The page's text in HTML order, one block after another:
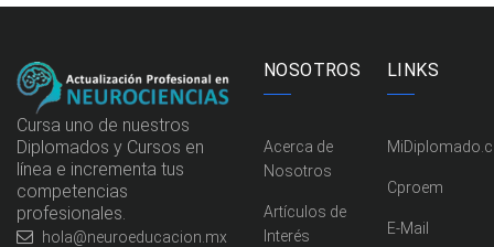
Cursa uno de nuestros
Diplomados y Cursos en
línea e incrementa tus
competencias
profesionales.
hola@neuroeducacion.mx
NOSOTROS
Acerca de
Nosotros
Artículos de
Interés
LINKS
Cproem
E-Mail